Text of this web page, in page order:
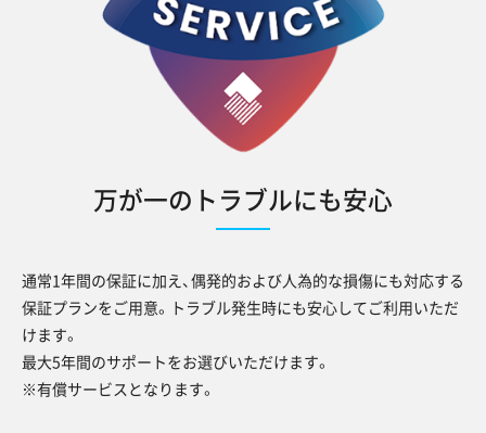
万が一のトラブルにも安心
通常1年間の保証に加え、偶発的および人為的な損傷にも対応する
保証プランをご用意。トラブル発生時にも安心してご利用いただ
けます。
最大5年間のサポートをお選びいただけます。
※有償サービスとなります。